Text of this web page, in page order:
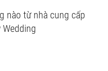
nào từ nhà cung cấp